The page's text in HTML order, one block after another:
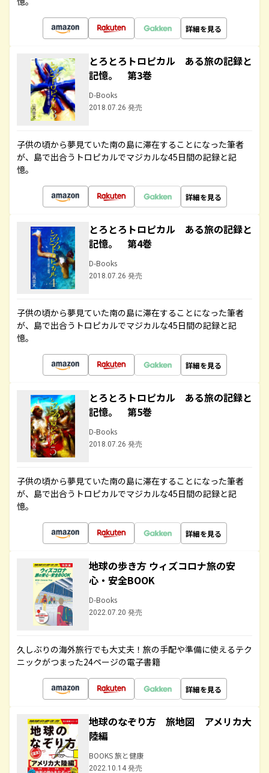
詳細を見る
とろとろトロピカル ある旅の記録と
記憶。 第3巻
D-Books
2018.07.26 発売
子供の頃から夢見ていた南の島に滞在することになった筆者
が、島で出合うトロピカルでマジカルな45日間の記録と記
憶。
詳細を見る
とろとろトロピカル ある旅の記録と
記憶。 第4巻
D-Books
2018.07.26 発売
子供の頃から夢見ていた南の島に滞在することになった筆者
が、島で出合うトロピカルでマジカルな45日間の記録と記
憶。
詳細を見る
とろとろトロピカル ある旅の記録と
記憶。 第5巻
D-Books
2018.07.26 発売
子供の頃から夢見ていた南の島に滞在することになった筆者
が、島で出合うトロピカルでマジカルな45日間の記録と記
憶。
詳細を見る
地球の歩き方 ウィズコロナ旅の安
心・安全BOOK
D-Books
2022.07.20 発売
久しぶりの海外旅行でも大丈夫！旅の手配や準備に使えるテク
ニックがつまった24ページの電子書籍
詳細を見る
地球のなぞり方 旅地図 アメリカ大
陸編
BOOKS 旅と健康
2022.10.14 発売